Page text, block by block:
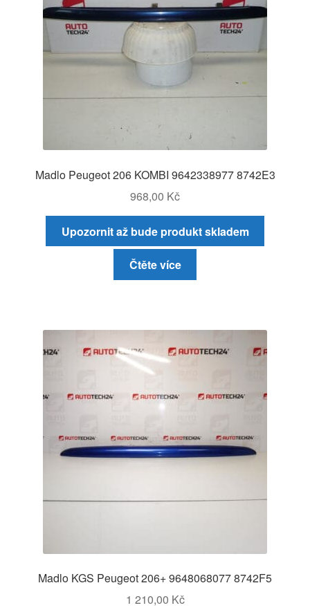
Madlo Peugeot 206 KOMBI 9642338977 8742E3
968,00 Kč
Upozornit až bude produkt skladem
Čtěte více
Madlo KGS Peugeot 206+ 9648068077 8742F5
1 210,00 Kč